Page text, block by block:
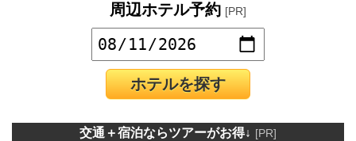
周辺ホテル予約 [PR]
ホテルを探す
交通＋宿泊ならツアーがお得↓ [PR]